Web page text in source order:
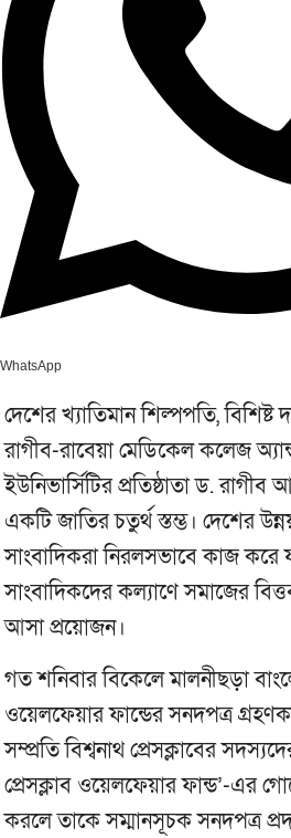
WhatsApp
দেশের খ্যাতিমান শিল্পপতি, বিশিষ্ট
রাগীব-রাবেয়া মেডিকেল কলেজ
ইউনিভার্সিটির প্রতিষ্ঠাতা ড.
একটি জাতির চতুর্থ স্তম্ভ। দেশের
সাংবাদিকরা নিরলসভাবে কাজ করে
সাংবাদিকদের কল্যাণে সমাজের
আসা প্রয়োজন।
গত শনিবার বিকেলে মালনীছড়া
ওয়েলফেয়ার ফান্ডের সনদপত্র
সম্প্রতি বিশ্বনাথ প্রেসক্লাবের
প্রেসক্লাব ওয়েলফেয়ার ফান্ড’-এর
করলে তাকে সম্মানসূচক সনদপত্র